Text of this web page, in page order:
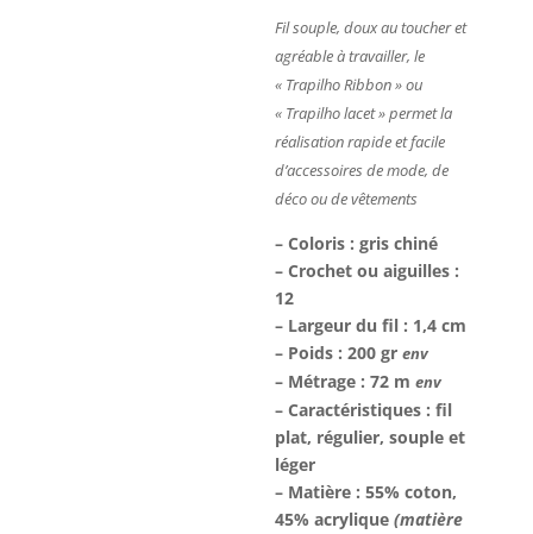
Fil souple, doux au toucher et
agréable à travailler, le
« Trapilho Ribbon » ou
« Trapilho lacet » permet la
réalisation rapide et facile
d’accessoires de mode, de
déco ou devêtements
– Coloris : gris chiné
– Crochet ou aiguilles :
12
– Largeur du fil : 1,4 cm
– Poids : 200 grenv
– Métrage : 72 menv
– Caractéristiques : fil
plat, régulier, souple et
léger
– Matière : 55% coton,
45% acrylique(matière